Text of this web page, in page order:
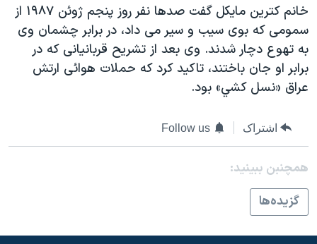
صفحه‌های ویژه
سفر پرزیدنت ترامپ به چین
خانم کترين مايکل گفت صدها نفر روز پنجم ژوئن ۱۹۸۷ از
سمومی که بوی سيب و سير می داد، در برابر چشمان وی
به تهوع دچار شدند. وی بعد از تشريح قربانيانی که در
برابر او جان باختند، تاکيد کرد که حملات هوائی ارتش
عراق «نسل کشي» بود.
اشتراک Follow us
همچنبن ببینید:
گزيده‌ها